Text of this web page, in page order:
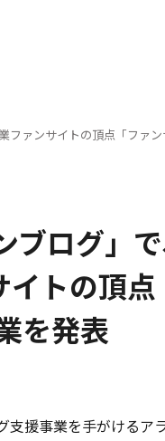
ファンサイトの頂点「ファ
ブログ」
トの頂
を発表
支援事業を手がける